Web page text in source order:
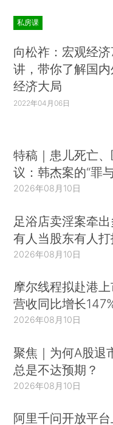
私房课
向松祚：宏观经
讲，带你了解国
经济大局
2022年04月06日
特稿｜患儿死亡
议：韩杰案的“罪
2026年08月10日
足浴店卖淫案牵
有人当股东有人
2026年08月10日
摩尔线程拟赴港
营收同比增长
2026年08月10日
聚焦｜为何A股退
总是不达预期？
2026年08月10日
阿里千问开放平